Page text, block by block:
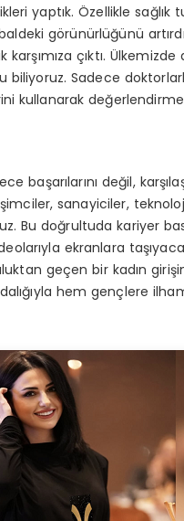
yaptık. Özellikle sağlık
görünürlüğünü
çıktı.
Sadece
kullanarak
başarılarını değil,
sanayiciler,
doğrultuda kariyer
ekranlara
geçen bir kadın
hem gençlere